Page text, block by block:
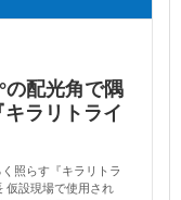
の配光角で隅
ラリトライ
照らす『キラリトラ
仮設現場で使用され